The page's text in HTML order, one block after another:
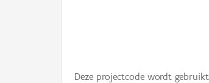
Deze projectcode wordt